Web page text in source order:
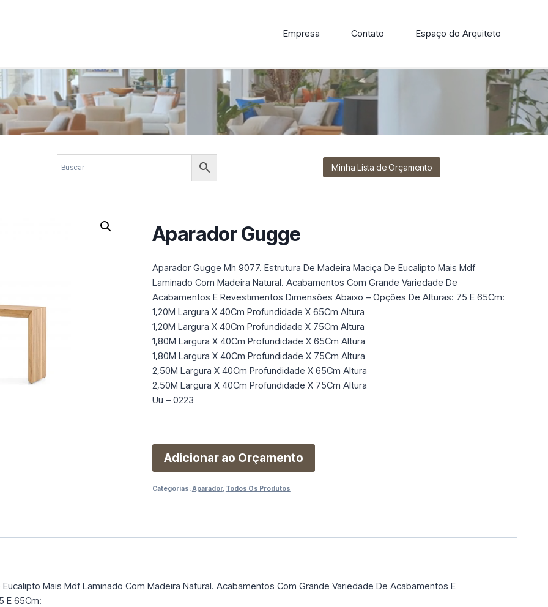
Empresa Contato Espaço do Arquiteto
com elegância, funcionalidade e personalidade. Explore nossa linha de cadeiras, poltronas, sofás e mesas de
design.
Minha Lista de Orçamento
Aparador Gugge
Aparador Gugge Mh 9077. Estrutura De Madeira Maciça De Eucalipto Mais Mdf
Laminado Com Madeira Natural. Acabamentos Com Grande Variedade De
Acabamentos E Revestimentos Dimensões Abaixo – Opções De Alturas: 75 E 65Cm:
1,20M Largura X 40Cm Profundidade X 65Cm Altura
1,20M Largura X 40Cm Profundidade X 75Cm Altura
1,80M Largura X 40Cm Profundidade X 65Cm Altura
1,80M Largura X 40Cm Profundidade X 75Cm Altura
2,50M Largura X 40Cm Profundidade X 65Cm Altura
2,50M Largura X 40Cm Profundidade X 75Cm Altura
Uu – 0223
Adicionar ao Orçamento
Categorias:Aparador, Todos Os Produtos
Mais Mdf Laminado Com Madeira Natural. Acabamentos Com Grande Variedade De Acabamentos E
E 65Cm: